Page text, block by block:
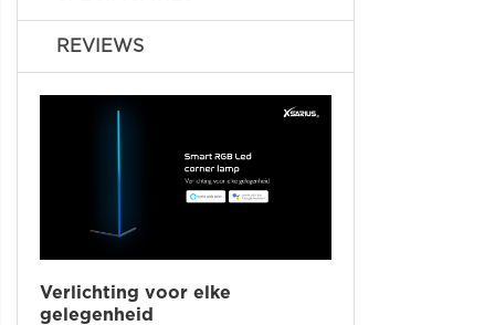
REVIEWS
Verlichting voor elke
gelegenheid